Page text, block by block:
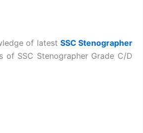
of latest SSC Stenographer
SSC Stenographer Grade C/D